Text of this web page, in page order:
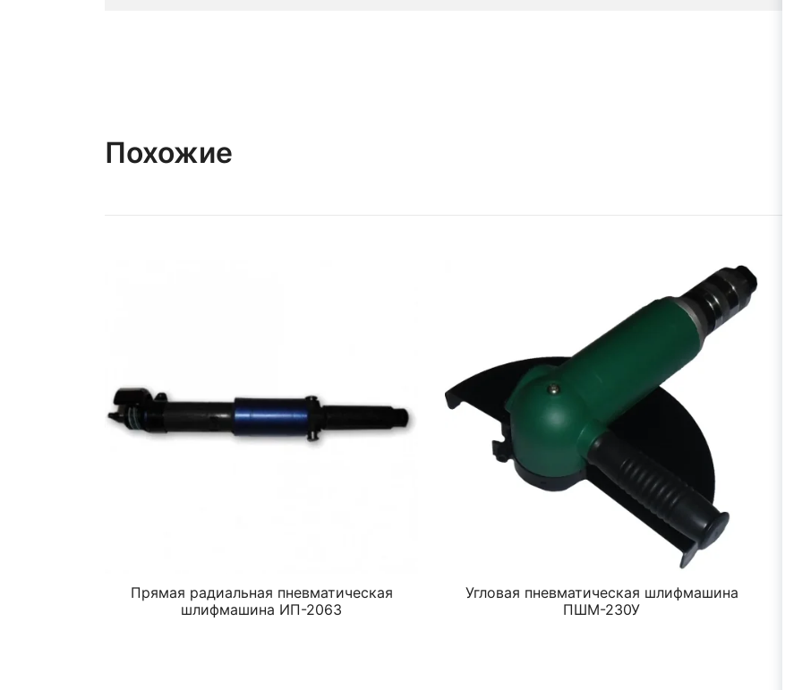
Похожие
Прямая радиальная пневматическая
шлифмашина ИП-2063
Угловая пневматическая шлифмашина
ПШМ-230У